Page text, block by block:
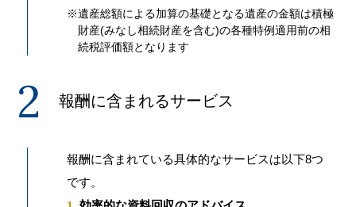
※遺産総額による加算の基礎となる遺産の金額は積極
財産(みなし相続財産を含む)の各種特例適用前の相
続税評価額となります
報酬に含まれるサービス
報酬に含まれている具体的なサービスは以下8つ
です。